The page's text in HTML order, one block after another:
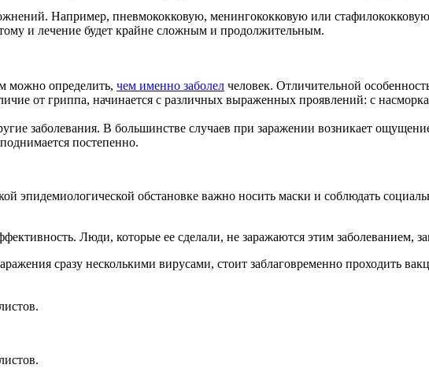
Например, пневмококковую, менингококковую или
и лечение будет крайне сложным и продолжительным.
можно определить, чем именно заболел человек. Отличительной
от гриппа, начинается с различных выраженных проявлений: с
заболевания. В большинстве случаев при заражении возникает
постепенно.
эпидемиологической обстановке важно носить маски и соблюдать
Люди, которые ее сделали, не заражаются этим заболеванием,
сразу несколькими вирусами, стоит заблаговременно проходить